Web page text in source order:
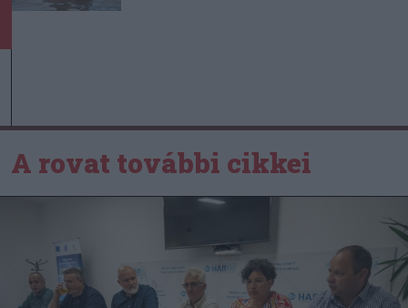
A rovat további cikkei